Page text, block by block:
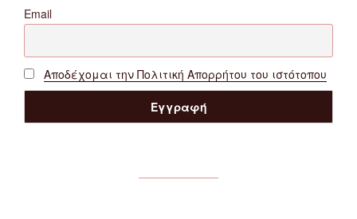
Email
Αποδέχομαι την Πολιτική Απορρήτου του ιστότοπου